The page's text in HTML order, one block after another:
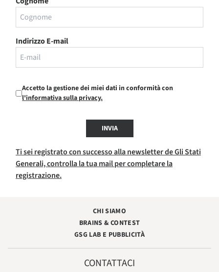
Indirizzo E-mail
Accetto la gestione dei miei dati in conformità con
l'informativa sulla privacy.
INVIA
Ti sei registrato con successo alla newsletter de Gli Stati
Generali, controlla la tua mail per completare la
registrazione.
CHI SIAMO
BRAINS & CONTEST
GSG LAB E PUBBLICITÀ
CONTATTACI